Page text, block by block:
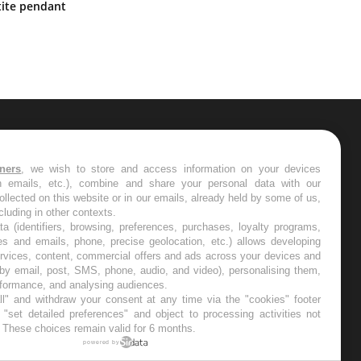
pendant
les semaines les meilleures
, we wish to store and access information on your devices
emails, etc.), combine and share your personal data with our
on this website or in our emails, already held by some of us,
in other contexts.
(identifiers, browsing, preferences, purchases, loyalty programs,
and emails, phone, precise geolocation, etc.) allows developing
content, commercial offers and ads across your devices and
email, post, SMS, phone, audio, and video), personalising them,
and analysing audiences.
and withdraw your consent at any time via the "cookies" footer
detailed preferences" and object to processing activities not
choices remain valid for 6 months.
powered by